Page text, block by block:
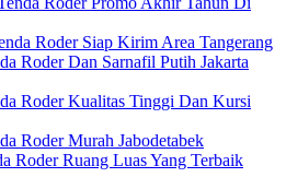
Roder Siap Kirim Area Tangerang
Roder Dan Sarnafil Putih Jakarta
Roder Kualitas Tinggi Dan Kursi
Roder Murah Jabodetabek
Roder Ruang Luas Yang Terbaik